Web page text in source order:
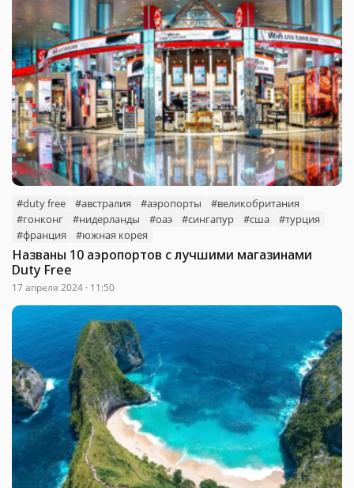
#duty free #австралия #аэропорты
#великобритания
#гонконг
#нидерланды #оаэ #сингапур #сша
#турция
#франция
#южная корея
Названы 10 аэропортов с лучшими магазинами
Duty Free
17 апреля 2024 · 11:50